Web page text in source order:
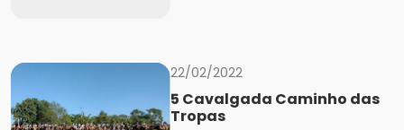
22/02/2022
5 Cavalgada Caminho das
Tropas